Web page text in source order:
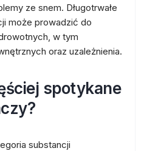
ze snem. Długotrwałe
może prowadzić do
w tym
oraz uzależnienia.
spotykane
substancji